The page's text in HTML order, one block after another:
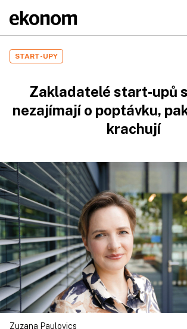
START-UPY
Zakladatelé start‑upů
nezajímají o poptávku,
krachují
Zuzana Paulovics